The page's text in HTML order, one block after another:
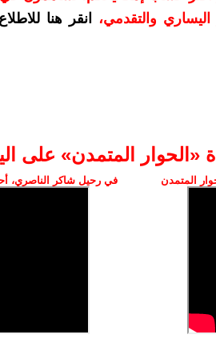
والتقدمي،
انقر هنا
‫«الحوار المتمدن» على
المتمدن في رحيل شاكر الناصري،